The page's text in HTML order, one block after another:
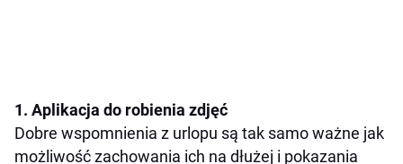
1. Aplikacja do robienia zdjęć
Dobre wspomnienia z urlopu są tak samo ważne jak
możliwość zachowania ich na dłużej i pokazania